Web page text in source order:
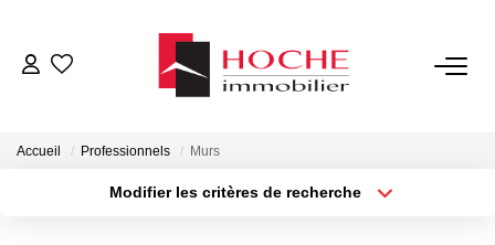
Accueil Professionnels Murs
Modifier les critères de recherche